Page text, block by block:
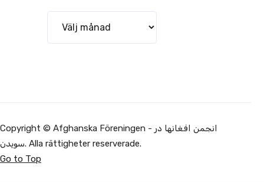
Copyright © Afghanska Föreningen - انجمن افغانها در
سویدن. Alla rättigheter reserverade.
Go to Top